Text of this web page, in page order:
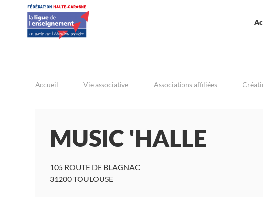
Accueil Vie associative Associations affiliées
MUSIC 'HALLE
105 ROUTE DE BLAGNAC
31200 TOULOUSE